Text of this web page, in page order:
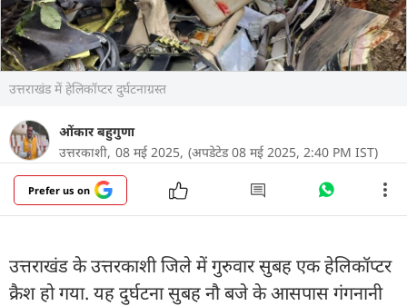
उत्तराखंड में हेलिकॉप्टर दुर्घटनाग्रस्त
ओंकार बहुगुणा
उत्तरकाशी, 08 मई 2025, (अपडेटेड 08 मई 2025, 2:40 PM IST)
Prefer us on
उत्तराखंड के उत्तरकाशी जिले में गुरुवार सुबह एक हेलिकॉप्टर
क्रैश हो गया. यह दुर्घटना सुबह नौ बजे के आसपास गंगनानी